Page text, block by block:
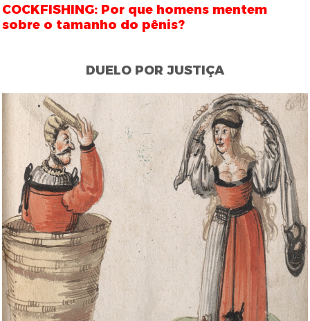
COCKFISHING: Por que homens mentem
sobre o tamanho do pênis?
DUELO POR JUSTIÇA